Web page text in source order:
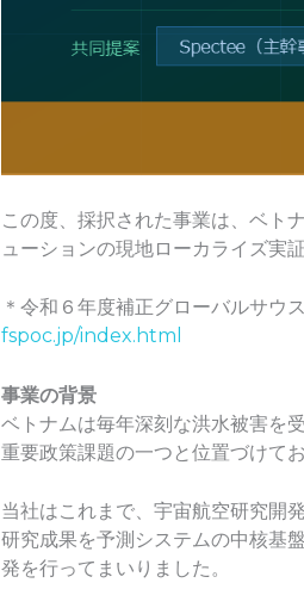
この度、採択された事業は、ベト
ューションの現地ローカライズ実
＊令和６年度補正グローバルサウ
fspoc.jp/index.html
事業の背景
ベトナムは毎年深刻な洪水被害を
重要政策課題の一つと位置づけて
当社はこれまで、宇宙航空研究開
研究成果を予測システムの中核基
発を行ってまいりました。